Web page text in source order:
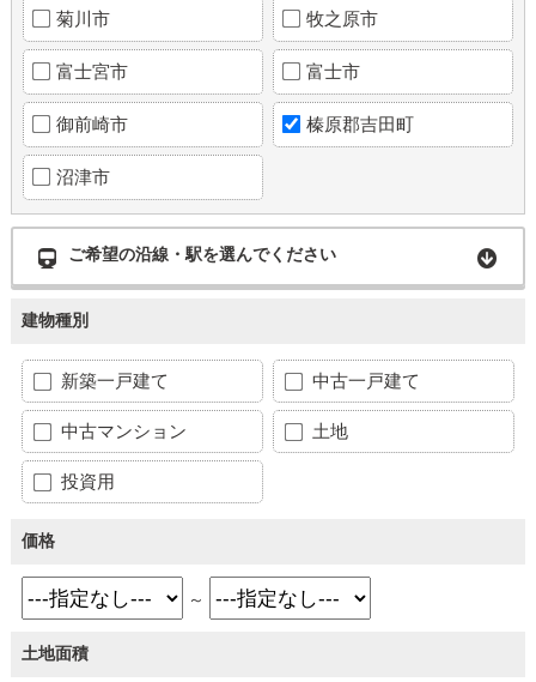
菊川市 牧之原市
富士宮市 富士市
御前崎市 榛原郡吉田町
沼津市
ご希望の沿線・駅を選んでください
建物種別
新築一戸建て 中古一戸建て
中古マンション 土地
投資用
価格
～
土地面積